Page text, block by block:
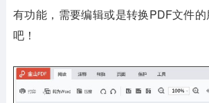
有功能，需要编辑或是转换PDF文件
吧！